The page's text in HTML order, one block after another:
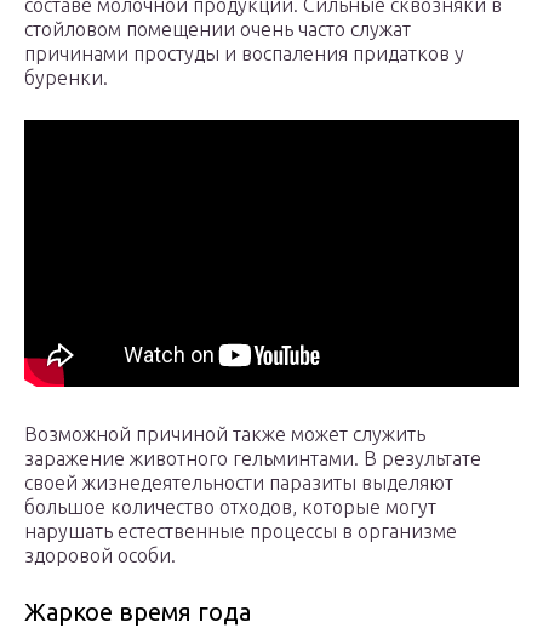
составе молочной продукции. Сильные сквозняки в
стойловом помещении очень часто служат
причинами простуды и воспаления придатков у
буренки.
Возможной причиной также может служить
заражение животного гельминтами. В результате
своей жизнедеятельности паразиты выделяют
большое количество отходов, которые могут
нарушать естественные процессы в организме
здоровой особи.
Жаркое время года